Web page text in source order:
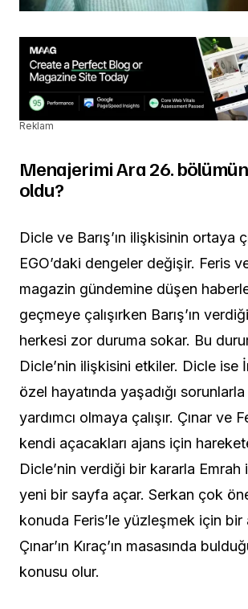
Reklam
Menajerimi Ara 26.
oldu?
Dicle ve Barış’ın ilişkisinin ortaya
EGO’daki dengeler değişir. Feris
magazin gündemine düşen
geçmeye çalışırken Barış’ın
herkesi zor duruma sokar. Bu
Dicle’nin ilişkisini etkiler. Dicle ise
özel hayatında yaşadığı
yardımcı olmaya çalışır. Çınar ve
kendi açacakları ajans için
Dicle’nin verdiği bir kararla Emrah
yeni bir sayfa açar. Serkan çok
konuda Feris’le yüzleşmek için bir
Çınar’ın Kıraç’ın masasında
konusu olur.